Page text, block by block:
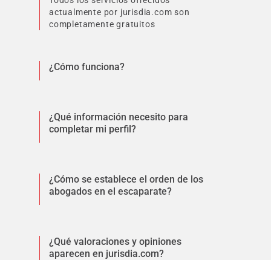
actualmente por jurisdia.com son
completamente gratuitos
¿Cómo funciona?
¿Qué información necesito para
completar mi perfil?
¿Cómo se establece el orden de los
abogados en el escaparate?
¿Qué valoraciones y opiniones
aparecen en jurisdia.com?